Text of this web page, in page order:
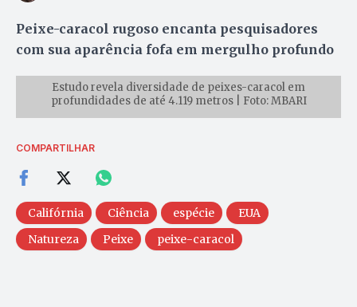
Peixe-caracol rugoso encanta pesquisadores
com sua aparência fofa em mergulho profundo
Estudo revela diversidade de peixes-caracol em
profundidades de até 4.119 metros | Foto: MBARI
COMPARTILHAR
Califórnia Ciência espécie
EUA
Natureza
Peixe peixe-caracol